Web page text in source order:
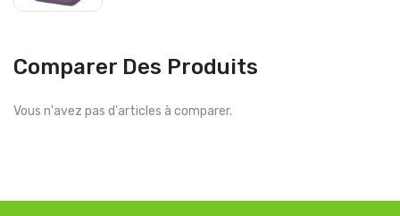
Comparer Des Produits
Vous n'avez pas d'articles à comparer.